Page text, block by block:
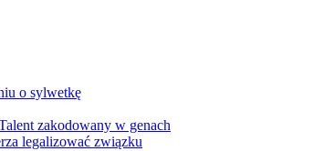
o sylwetkę
zakodowany w genach
legalizować związku